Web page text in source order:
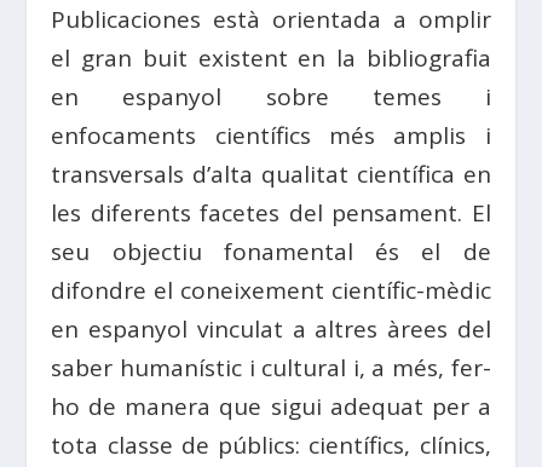
Publicaciones està orientada a omplir
el gran buit existent en la bibliografia
en espanyol sobre temes i
enfocaments científics més amplis i
transversals d’alta qualitat científica en
les diferents facetes del pensament. El
seu objectiu fonamental és el de
difondre el coneixement científic-mèdic
en espanyol vinculat a altres àrees del
saber humanístic i cultural i, a més, fer-
ho de manera que sigui adequat per a
tota classe de públics: científics, clínics,